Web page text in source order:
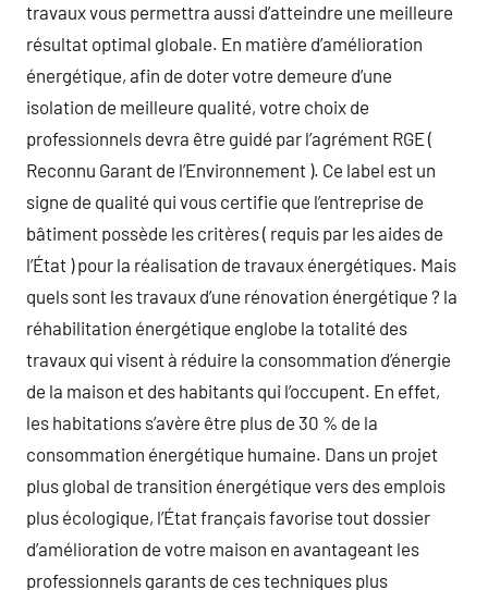
travaux vous permettra aussi d’atteindre une meilleure
résultat optimal globale. En matière d’amélioration
énergétique, afin de doter votre demeure d’une
isolation de meilleure qualité, votre choix de
professionnels devra être guidé par l’agrément RGE (
Reconnu Garant de l’Environnement ). Ce label est un
signe de qualité qui vous certifie que l’entreprise de
bâtiment possède les critères ( requis par les aides de
l’État ) pour la réalisation de travaux énergétiques. Mais
quels sont les travaux d’une rénovation énergétique ? la
réhabilitation énergétique englobe la totalité des
travaux qui visent à réduire la consommation d’énergie
de la maison et des habitants qui l’occupent. En effet,
les habitations s’avère être plus de 30 % de la
consommation énergétique humaine. Dans un projet
plus global de transition énergétique vers des emplois
plus écologique, l’État français favorise tout dossier
d’amélioration de votre maison en avantageant les
professionnels garants de ces techniques plus